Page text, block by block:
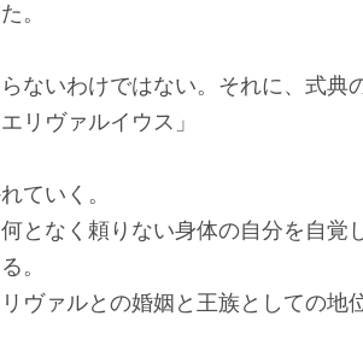
。
ないわけではない。それに、式典
リヴァルイウス」
ていく。
となく頼りない身体の自分を自覚
。
ヴァルとの婚姻と王族としての地